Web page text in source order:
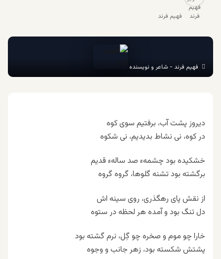
فهیم فرند
فهیم فرند - شاعر و نویسنده
دیروز پشت آب، برفتیم سوی کوه
در کوه، نی نشاط بدیدیم، نی شکوه
خشکیده بود چشمهء صد سالهء قدیم
برگشته بود تشنه گلوها، گروه گروه
از نقش پای رهگذری، روی سینه اش
دل تنگ بود و آمده هر لحظه در ستوه
خارا چو موم و صخره چو گِل، نرم گشته بود
پشتش شکسته بود، زهر جانب و وجوه